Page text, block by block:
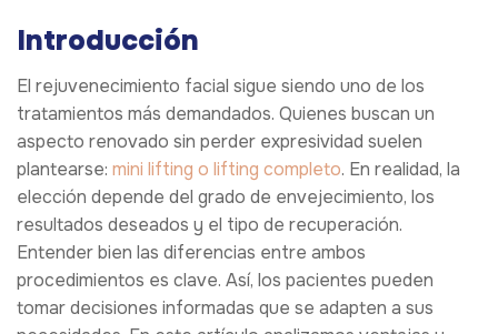
Introducción
El rejuvenecimiento facial sigue siendo uno de los
tratamientos más demandados. Quienes buscan un
aspecto renovado sin perder expresividad suelen
plantearse: mini lifting o lifting completo. En realidad, la
elección depende del grado de envejecimiento, los
resultados deseados y el tipo de recuperación.
Entender bien las diferencias entre ambos
procedimientos es clave. Así, los pacientes pueden
tomar decisiones informadas que se adapten a sus